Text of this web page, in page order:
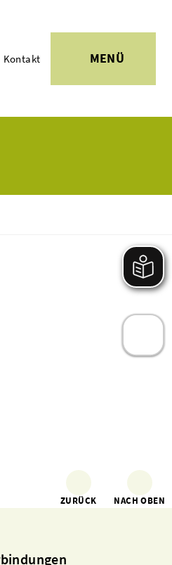
Kontakt MENÜ
ZURÜCK NACH OBEN